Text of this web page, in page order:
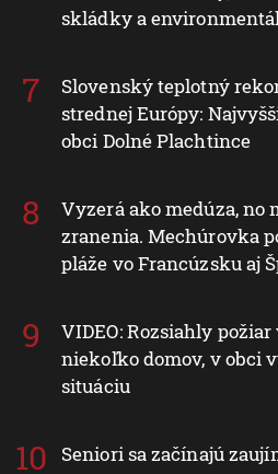
skládky a
Slovenský teplotný
strednej Európy:
obci Dolné Plachtince
Vyzerá ako medúza, no
zranenia. Mechúrovka
pláže vo Francúzsku aj
VIDEO: Rozsiahly
niekoľko domov, v obci
situáciu
Seniori sa začínajú